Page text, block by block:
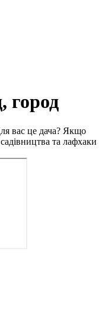
город
вас це дача? Якщо
та лафхаки